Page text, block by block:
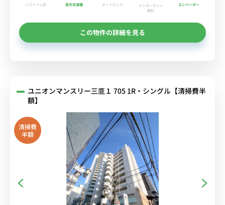
バストイレ別 室内洗濯機 オートロック
インターネット
無料
エレベーター
この物件の詳細を見る
ユニオンマンスリー三鷹１ 705 1R・シングル【清掃費半
額】
清掃費
半額